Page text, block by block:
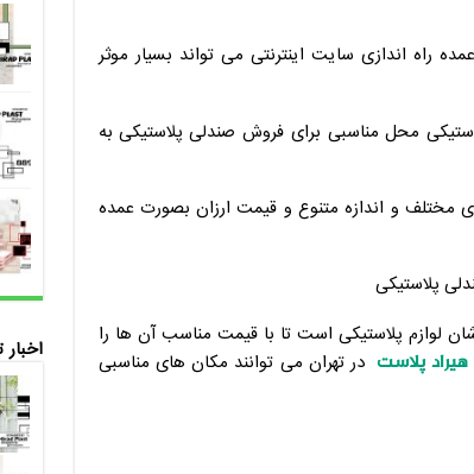
راه اندازی سایت اینترنتی می تواند بسیار موثر
محل مناسبی برای فروش صندلی پلاستیکی به
مختلف و اندازه متنوع و قیمت ارزان بصورت عمده
لوازم پلاستیکی است تا با قیمت مناسب آن ها را
هیراد پلاست در تهران می توانند مکان های مناسبی